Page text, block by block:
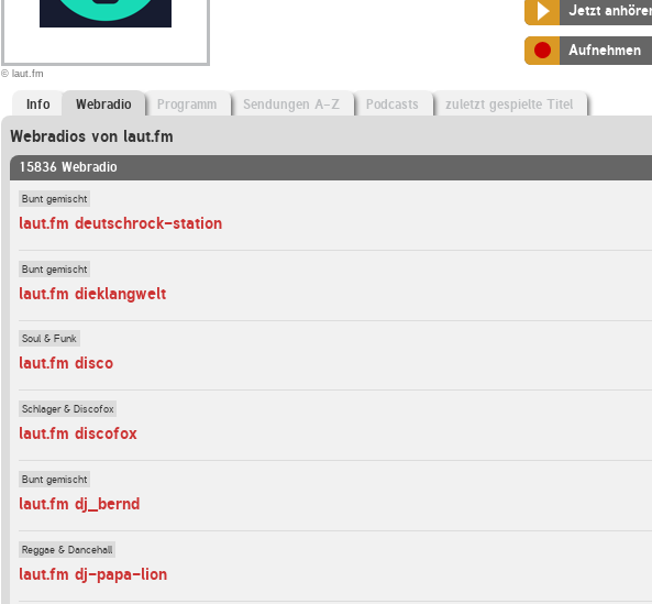
© laut.fm
Jetzt
Aufnehmen
Info Webradio Programm Sendungen A-Z Podcasts zuletzt gespielte Titel
Webradios von laut.fm
15836 Webradio
Bunt gemischt
laut.fm deutschrock-station
Bunt gemischt
laut.fm dieklangwelt
Soul & Funk
laut.fm disco
Schlager & Discofox
laut.fm discofox
Bunt gemischt
laut.fm dj_bernd
Reggae & Dancehall
laut.fm dj-papa-lion